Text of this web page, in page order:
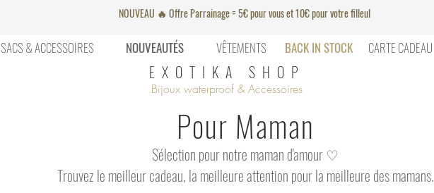
NOUVEAU 🔥 Offre Parrainage = 5€ pour vous et 10€ pour votre filleul
SACS & ACCESSOIRES CARTE CADEAU
EXOTIKA SHOP
Bijoux waterproof & Accessoires
NOUVEAUTÉS VÊTEMENTS BACK IN STOCK
Pour Maman
Sélection pour notre maman d'amour ♡
Trouvez le meilleur cadeau, la meilleure attention pour la meilleure des mamans.